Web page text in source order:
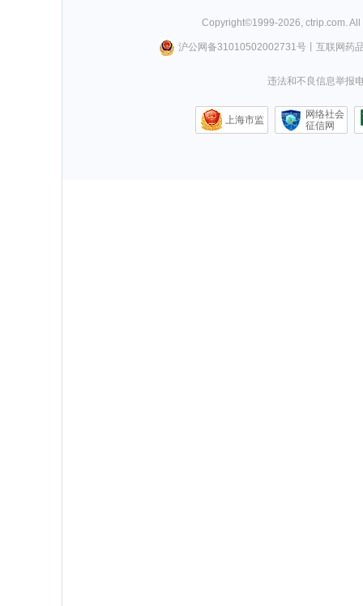
Copyright©1999-2026, ctrip.com.
沪公网备31010502002731号丨 互联网药
违法和不良信息举报
上海市监
网络社会
征信网